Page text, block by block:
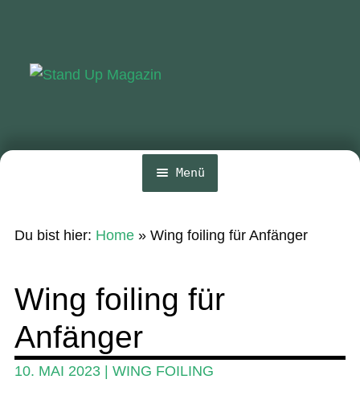
Menü
Ratgeber
Du bist hier: Home» Wing foiling für Anfänger
Wing foiling für
Anfänger
10. MAI 2023| WING FOILING